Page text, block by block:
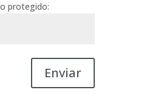
protegido:
Enviar